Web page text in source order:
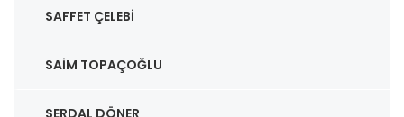
SAFFET ÇELEBI
SAIM TOPAÇOĞLU
SERDAL DÖNER